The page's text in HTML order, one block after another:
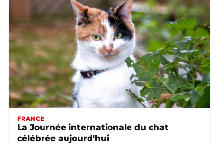
FRANCE
La Journée internationale du chat
célébrée aujourd'hui